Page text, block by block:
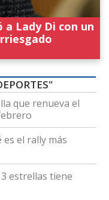
Lady Di con un
que renueva el
el rally más
estrellas tiene